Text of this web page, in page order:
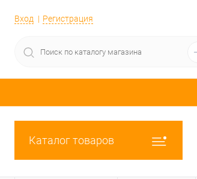
Вход Регистрация
Каталог товаров